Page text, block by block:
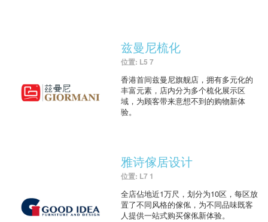
兹曼尼梳化
位置: L5 7
香港首间兹曼尼旗舰店，拥有多元化的
丰富元素，店内分为多个梳化展示区
域，为顾客带来意想不到的购物新体
验。
雅诗傢居设计
位置: L7 1
全店佔地近1万尺，划分为10区，每区放
置了不同风格的傢俬，为不同品味既客
人提供一站式购买傢俬新体验。